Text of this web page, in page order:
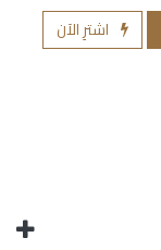
اشترِ الآن